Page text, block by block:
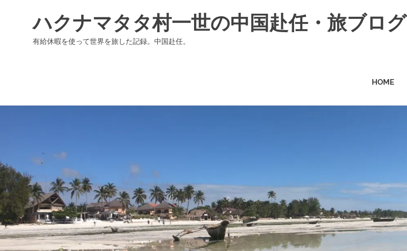
ツ
へ
キ
ッ
プ
ハクナマタタ村一世の中国赴任・旅ブログ
有給休暇を使って世界を旅した記録。中国赴任。
HOME